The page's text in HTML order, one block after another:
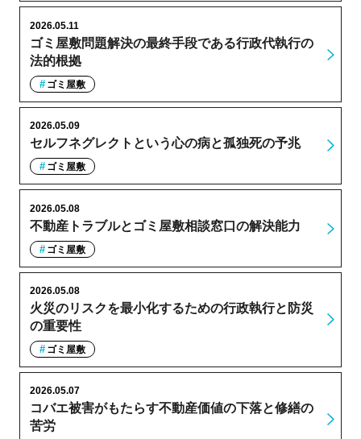
ゴミ屋敷問題解決の最終手段である行政代執行の
法的根拠
2026.05.11
ゴミ屋敷
セルフネグレクトという心の病と孤独死の予兆
2026.05.09
ゴミ屋敷
不動産トラブルとゴミ屋敷相談窓口の解決能力
2026.05.08
ゴミ屋敷
火災のリスクを最小化するための行政執行と防災
の重要性
2026.05.08
ゴミ屋敷
コバエ被害がもたらす不動産価値の下落と修繕の
苦労
2026.05.07